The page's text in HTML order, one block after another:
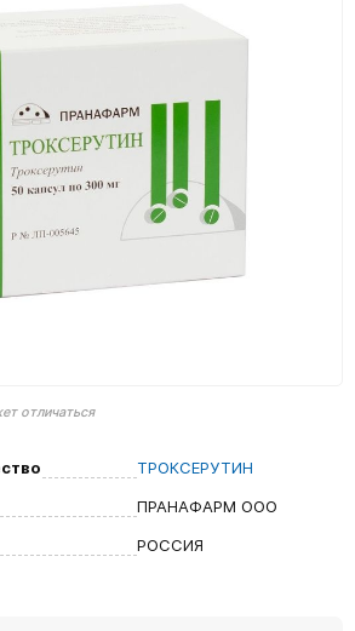
отличаться
ТРОКСЕРУТИН
ПРАНАФАРМ ООО
РОССИЯ